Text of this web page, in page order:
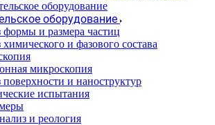
оборудование
формы и размера частиц
и фазового состава
микроскопия
и наноструктур
испытания
и реология